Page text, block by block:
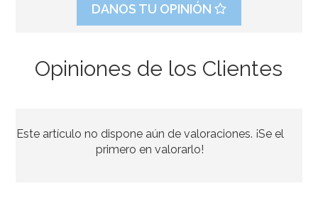
16,95€
DANOS TU OPINIÓN
Opiniones de los Clientes
Este artículo no dispone aún de valoraciones. ¡Se el
primero en valorarlo!